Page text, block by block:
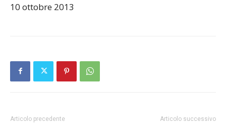
10 ottobre 2013
Articolo precedente Articolo successivo